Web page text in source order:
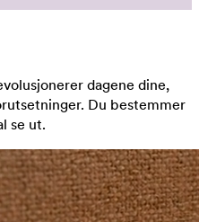
dagene dine,
Du bestemmer
se ut.